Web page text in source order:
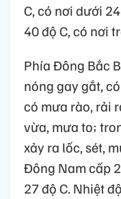
C, có nơi dưới
40 độ C, có nơi
Phía Đông Bắc
nóng gay gắt,
có mưa rào, rải
vừa, mưa to;
xảy ra lốc, sét,
Đông Nam cấp
27 độ C. Nhiệt